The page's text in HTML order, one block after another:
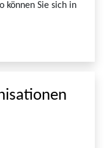
können Sie sich in